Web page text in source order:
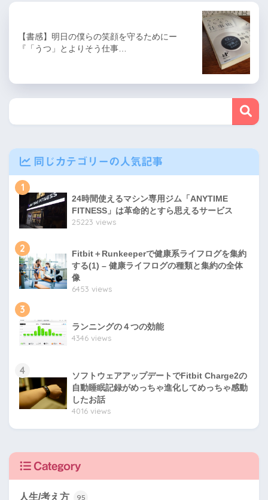
【書感】明日の僕らの笑顔を守るためにー
『「うつ」とよりそう仕事…
同じカテゴリーの人気記事
1
24時間使えるマシン専用ジム「ANYTIME
FITNESS」は革命的とすら思えるサービス
25223 views
2
Fitbit＋Runkeeperで健康系ライフログを集約
する(1) – 健康ライフログの種類と集約の全体
像
6453 views
3
ランニングの４つの効能
4346 views
4
ソフトウェアアップデートでFitbit Charge2の
自動睡眠記録がめっちゃ進化してめっちゃ感動
したお話
4016 views
Category
人生/考え方 95